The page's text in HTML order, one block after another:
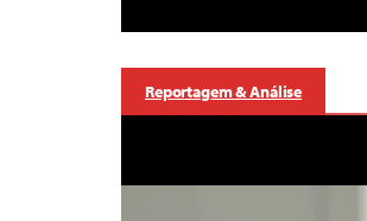
Reportagem & Análise